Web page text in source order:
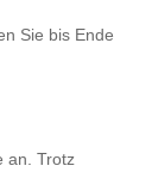
Sie bis Ende
an. Trotz